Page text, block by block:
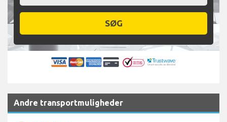
SØG
Andre transportmuligheder